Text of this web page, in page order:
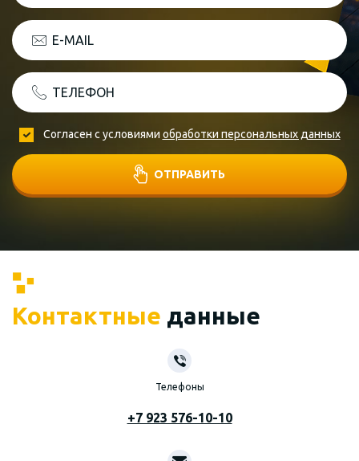
E-MAIL
ТЕЛЕФОН
Согласен с условиями обработки персональных данных
ОТПРАВИТЬ
Контактные данные
Телефоны
+7 923 576-10-10